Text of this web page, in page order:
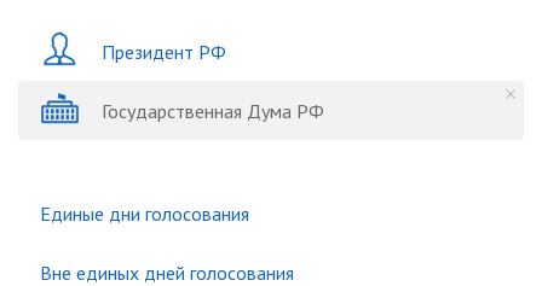
Президент РФ
Государственная Дума РФ
Единые дни голосования
Вне единых дней голосования